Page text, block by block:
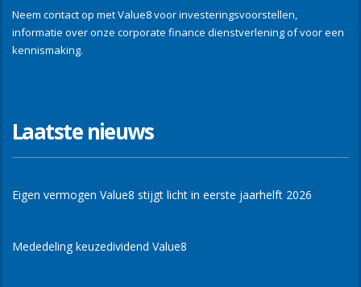
Neem contact op met Value8 voor investeringsvoorstellen,
informatie over onze corporate finance dienstverlening of voor een
kennismaking.
Laatste nieuws
Eigen vermogen Value8 stijgt licht in eerste jaarhelft 2026
Mededeling keuzedividend Value8